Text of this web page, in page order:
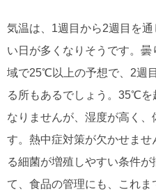
気温は、1週目から2週目を
い日が多くなりそうです。
域で25℃以上の予想で、2週
る所もあるでしょう。35℃を
なりませんが、湿度が高く
す。熱中症対策が欠かせま
る細菌が増殖しやすい条件
て、食品の管理にも、これ